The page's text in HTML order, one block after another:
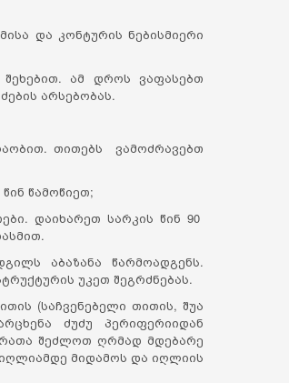
და კონტურის ნებისმიერი
ამ დროს ვაფასებთ
არსებობას.
თითებს ვამოძრავებთ
წამოწიეთ;
დაიხარეთ სარკის წინ 90
აბაზანა წარმოადგენს.
უკეთ შეგრძნებას.
(საჩვენებელი თითის, შუა
ძუძუ პერიფერიიდან
შეძლოთ ღრმად მდებარე
იღლიამდე მიდამოს და იღლიის